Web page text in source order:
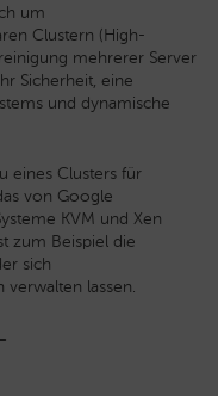
um
Clustern (High-
mehrerer Server
Sicherheit, eine
und dynamische
eines Clusters für
von Google
KVM und Xen
zum Beispiel die
sich
verwalten lassen.